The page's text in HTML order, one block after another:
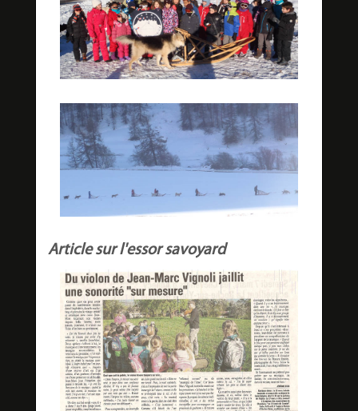
Article sur l'essor savoyard